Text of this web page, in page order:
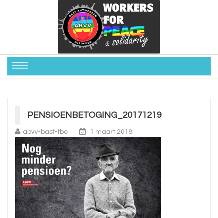
PENSIOENBETOGING_20171219
abvv-basf-tbe 1 maart 2018